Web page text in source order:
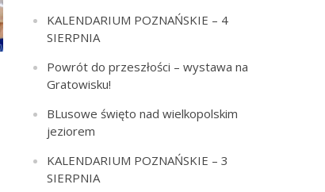
KALENDARIUM POZNAŃSKIE – 4
SIERPNIA
Powrót do przeszłości – wystawa na
Gratowisku!
BLusowe święto nad wielkopolskim
jeziorem
KALENDARIUM POZNAŃSKIE – 3
SIERPNIA